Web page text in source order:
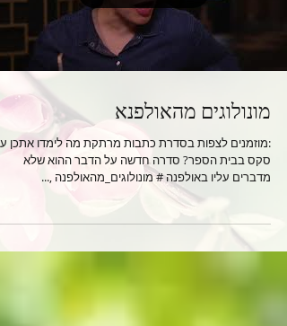
מונולוגים מהאולפנא
:מוזמנים לצפות בסדרת כתבות מרתקת מה לימדו אתכן
סקס בבית הספר? סדרה חדשה על הדבר ההוא שלא
מדברים עליו באולפנה # מונולוגים_מהאולפנה ,...